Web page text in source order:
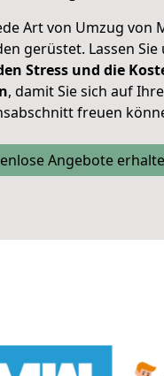
Art von Umzug von
gerüstet. Lassen Sie
Stress und die
, damit Sie sich auf
freuen
Angebote